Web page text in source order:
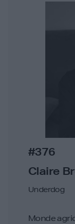
#376
Claire
Underdog
Monde